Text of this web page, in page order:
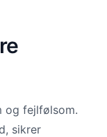
og fejlfølsom.
sikrer